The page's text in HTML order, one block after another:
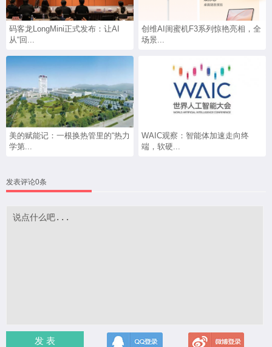
码客龙LongMini正式发布：让AI
从“回...
创维AI闺蜜机F3系列惊艳亮相，全
场景...
美的赋能记：一根换热管里的“热力
学第...
WAIC观察：智能体加速走向终
端，软硬...
发表评论0条
发 表